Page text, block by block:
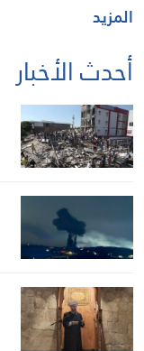
المزيد
أحدث الأخبار